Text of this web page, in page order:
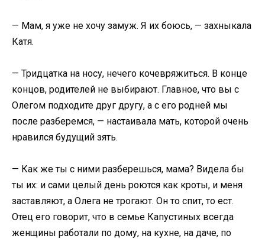
— Мам, я уже не хочу замуж. Я их боюсь, — захныкала
Катя.
— Тридцатка на носу, нечего кочевряжиться. В конце
концов, родителей не выбирают. Главное, что вы с
Олегом подходите друг другу, а с его родней мы
после разберемся, — настаивала мать, которой очень
нравился будущий зять.
— Как же ты с ними разберешься, мама? Видела бы
ты их: и сами целый день роются как кроты, и меня
заставляют, а Олега не трогают. Он то спит, то ест.
Отец его говорит, что в семье Капустиных всегда
женщины работали по дому, на кухне, на даче, по